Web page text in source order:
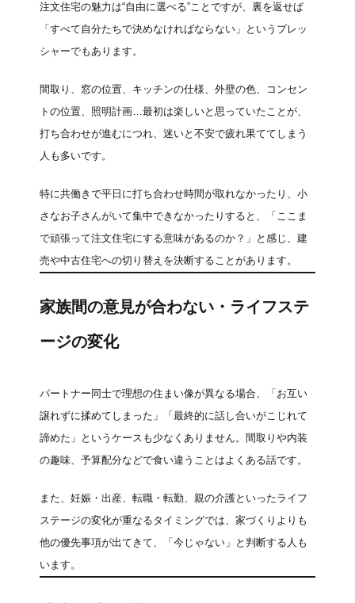
注文住宅の魅力は“自由に選べる”ことですが、裏を返せば
「すべて自分たちで決めなければならない」というプレッ
シャーでもあります。
間取り、窓の位置、キッチンの仕様、外壁の色、コンセン
トの位置、照明計画…最初は楽しいと思っていたことが、
打ち合わせが進むにつれ、迷いと不安で疲れ果ててしまう
人も多いです。
特に共働きで平日に打ち合わせ時間が取れなかったり、小
さなお子さんがいて集中できなかったりすると、「ここま
で頑張って注文住宅にする意味があるのか？」と感じ、建
売や中古住宅への切り替えを決断することがあります。
家族間の意見が合わない・ライフステ
ージの変化
パートナー同士で理想の住まい像が異なる場合、「お互い
譲れずに揉めてしまった」「最終的に話し合いがこじれて
諦めた」というケースも少なくありません。間取りや内装
の趣味、予算配分などで食い違うことはよくある話です。
また、妊娠・出産、転職・転勤、親の介護といったライフ
ステージの変化が重なるタイミングでは、家づくりよりも
他の優先事項が出てきて、「今じゃない」と判断する人も
います。